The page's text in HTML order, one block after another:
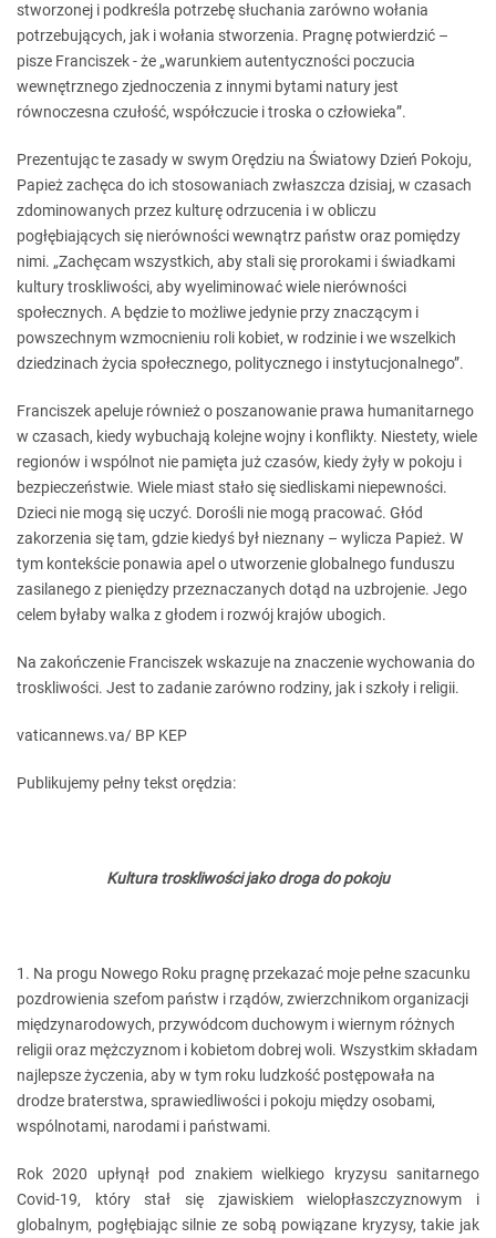
stworzonej i podkreśla potrzebę słuchania zarówno wołania
potrzebujących, jak i wołania stworzenia. Pragnę potwierdzić –
pisze Franciszek - że „warunkiem autentyczności poczucia
wewnętrznego zjednoczenia z innymi bytami natury jest
równoczesna czułość, współczucie i troska o człowieka”.
Prezentując te zasady w swym Orędziu na Światowy Dzień Pokoju,
Papież zachęca do ich stosowaniach zwłaszcza dzisiaj, w czasach
zdominowanych przez kulturę odrzucenia i w obliczu
pogłębiających się nierówności wewnątrz państw oraz pomiędzy
nimi. „Zachęcam wszystkich, aby stali się prorokami i świadkami
kultury troskliwości, aby wyeliminować wiele nierówności
społecznych. A będzie to możliwe jedynie przy znaczącym i
powszechnym wzmocnieniu roli kobiet, w rodzinie i we wszelkich
dziedzinach życia społecznego, politycznego i instytucjonalnego”.
Franciszek apeluje również o poszanowanie prawa humanitarnego
w czasach, kiedy wybuchają kolejne wojny i konflikty. Niestety, wiele
regionów i wspólnot nie pamięta już czasów, kiedy żyły w pokoju i
bezpieczeństwie. Wiele miast stało się siedliskami niepewności.
Dzieci nie mogą się uczyć. Dorośli nie mogą pracować. Głód
zakorzenia się tam, gdzie kiedyś był nieznany – wylicza Papież. W
tym kontekście ponawia apel o utworzenie globalnego funduszu
zasilanego z pieniędzy przeznaczanych dotąd na uzbrojenie. Jego
celem byłaby walka z głodem i rozwój krajów ubogich.
Na zakończenie Franciszek wskazuje na znaczenie wychowania do
troskliwości. Jest to zadanie zarówno rodziny, jak i szkoły i religii.
vaticannews.va/ BP KEP
Publikujemy pełny tekst orędzia:
Kultura troskliwości jako droga do pokoju
1. Na progu Nowego Roku pragnę przekazać moje pełne szacunku
pozdrowienia szefom państw i rządów, zwierzchnikom organizacji
międzynarodowych, przywódcom duchowym i wiernym różnych
religii oraz mężczyznom i kobietom dobrej woli. Wszystkim składam
najlepsze życzenia, aby w tym roku ludzkość postępowała na
drodze braterstwa, sprawiedliwości i pokoju między osobami,
wspólnotami, narodami i państwami.
Rok 2020 upłynął pod znakiem wielkiego kryzysu sanitarnego
Covid-19, który stał się zjawiskiem wielopłaszczyznowym i
globalnym, pogłębiając silnie ze sobą powiązane kryzysy, takie jak